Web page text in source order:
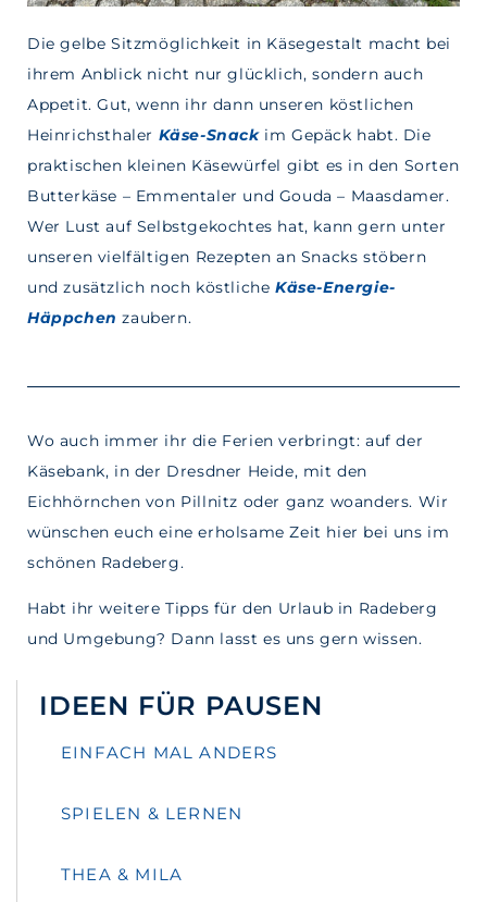
Die gelbe Sitzmöglichkeit in Käsegestalt macht bei
ihrem Anblick nicht nur glücklich, sondern auch
Appetit. Gut, wenn ihr dann unseren köstlichen
Heinrichsthaler Käse-Snackim Gepäck habt. Die
praktischen kleinen Käsewürfel gibt es in den Sorten
Butterkäse – Emmentaler und Gouda – Maasdamer.
Wer Lust auf Selbstgekochtes hat, kann gern unter
unseren vielfältigen Rezepten an Snacks stöbern
und zusätzlich noch köstlicheKäse-Energie-
Häppchen zaubern.
Wo auch immer ihr die Ferien verbringt: auf der
Käsebank, in der Dresdner Heide, mit den
Eichhörnchen von Pillnitz oder ganz woanders. Wir
wünschen euch eine erholsame Zeit hier bei uns im
schönen Radeberg.
Habt ihr weitere Tipps für den Urlaub in Radeberg
und Umgebung? Dann lasst es uns gern wissen.
IDEEN FÜR PAUSEN
EINFACH MAL ANDERS
SPIELEN & LERNEN
THEA & MILA